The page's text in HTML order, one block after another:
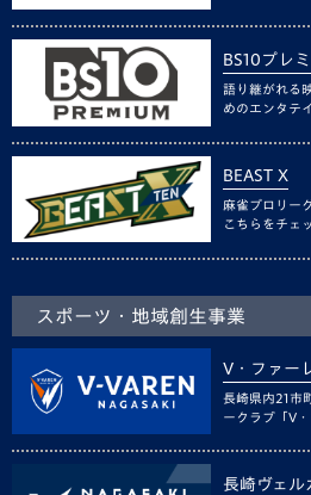
BS10プレ
語り継がれる
めのエンタテ
BEAST X
麻雀プロリー
こちらをチェ
スポーツ・地域創生事業
V・ファー
長崎県内21市
ークラブ「V
長崎ヴェル